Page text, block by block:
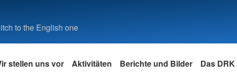
to the English one
stellen uns vor Aktivitäten Berichte und Bilder Das DRK